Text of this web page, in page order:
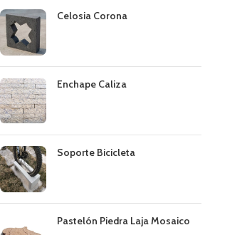
Celosia Corona
Enchape Caliza
Soporte Bicicleta
Pastelón Piedra Laja Mosaico